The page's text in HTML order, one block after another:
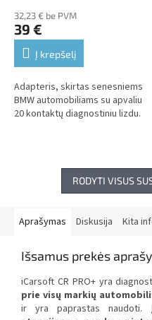
32,23 € be PVM
39 €
Į krepšelį
Adapteris, skirtas senesniems
BMW automobiliams su apvaliu
20 kontaktų diagnostiniu lizdu.
RODYTI VISUS
Aprašymas Diskusija Kita
Išsamus prekės
iCarsoft CR PRO+ yra
prie visų markių
ir yra paprastas naudoti.